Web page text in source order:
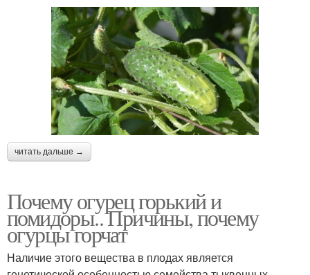
читать дальше →
Почему огурец горький и
помидоры.. Причины, почему
огурцы горчат
Наличие этого вещества в плодах является